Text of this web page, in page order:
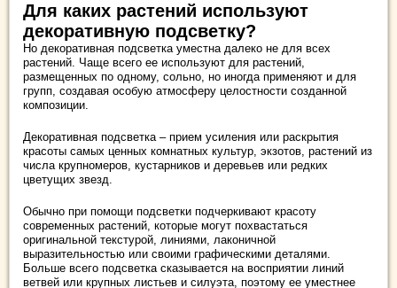
Для каких растений используют
декоративную подсветку?
Но декоративная подсветка уместна далеко не для всех
растений. Чаще всего ее используют для растений,
размещенных по одному, сольно, но иногда применяют и для
групп, создавая особую атмосферу целостности созданной
композиции.
Декоративная подсветка – прием усиления или раскрытия
красоты самых ценных комнатных культур, экзотов, растений из
числа крупномеров, кустарников и деревьев или редких
цветущих звезд.
Обычно при помощи подсветки подчеркивают красоту
современных растений, которые могут похвастаться
оригинальной текстурой, линиями, лаконичной
выразительностью или своими графическими деталями.
Больше всего подсветка сказывается на восприятии линий
ветвей или крупных листьев и силуэта, поэтому ее уместнее